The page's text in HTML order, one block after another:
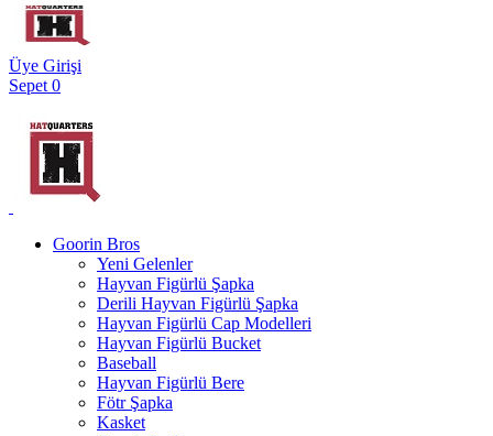
Üye Girişi
Sepet 0
Goorin Bros
Yeni Gelenler
Hayvan Figürlü Şapka
Derili Hayvan Figürlü Şapka
Hayvan Figürlü Cap Modelleri
Hayvan Figürlü Bucket
Baseball
Hayvan Figürlü Bere
Fötr Şapka
Kasket